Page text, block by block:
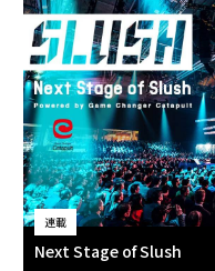
連載
Next Stage of Slush